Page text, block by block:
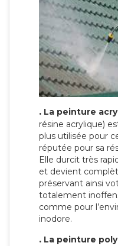
. La peinture
résine acrylique)
plus utilisée pour
réputée pour sa
Elle durcit très
et devient
préservant ainsi
totalement
comme pour
inodore.
. La peinture